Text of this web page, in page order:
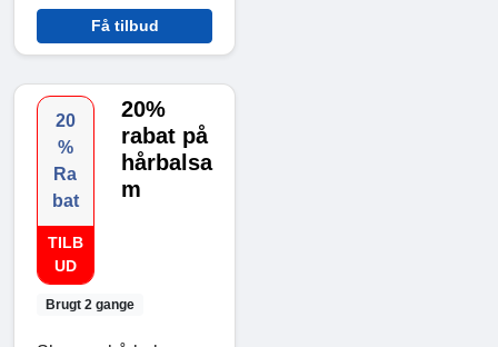
Få tilbud
20
%
Ra
bat
TILB
UD
Brugt 2 gange
20%
rabat på
hårbalsa
m